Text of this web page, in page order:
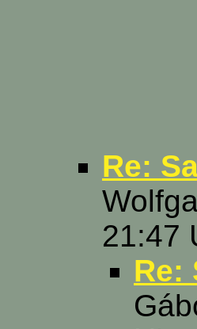
Re:
21:47
Re: